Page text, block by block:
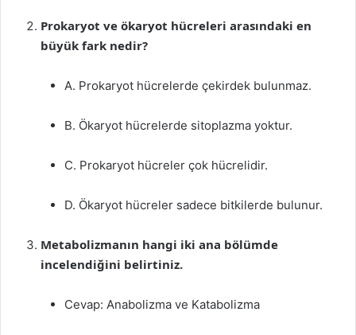
Prokaryot ve ökaryot hücreleri arasındaki en
büyük fark nedir?
A. Prokaryot hücrelerde çekirdek bulunmaz.
B. Ökaryot hücrelerde sitoplazma yoktur.
C. Prokaryot hücreler çok hücrelidir.
D. Ökaryot hücreler sadece bitkilerde bulunur.
Metabolizmanın hangi iki ana bölümde
incelendiğini belirtiniz.
Cevap: Anabolizma ve Katabolizma